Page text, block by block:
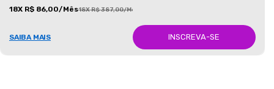
18X R$ 86,00/Mês18X R$ 387,00/Mês
SAIBA MAIS INSCREVA-SE